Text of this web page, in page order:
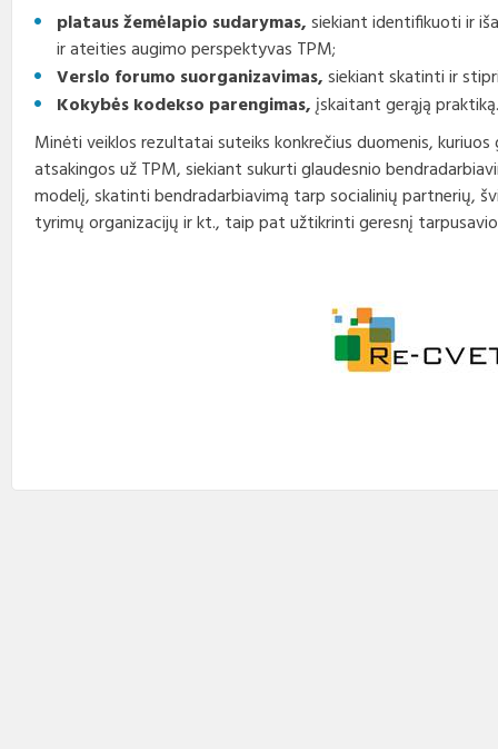
plataus žemėlapio sudarymas,siekiant identifikuoti ir
ir ateities augimo perspektyvas TPM;
Verslo forumo suorganizavimas,siekiant skatinti ir
Kokybės kodekso parengimas,įskaitant gerąją praktiką.
Minėti veiklos rezultatai suteiks konkrečius duomenis,
atsakingos už TPM, siekiant sukurti glaudesnio
modelį, skatinti bendradarbiavimą tarp socialinių partnerių,
tyrimų organizacijų ir kt., taip pat užtikrinti geresnį